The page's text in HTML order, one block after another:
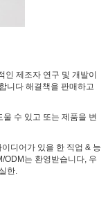
인 제조자 연구 및 개발이
니다 해결책을 판매하고
수 있고 또는 제품을 변
디어가 있을 한 직업 & 능
ODM는 환영받습니다, 우
한.